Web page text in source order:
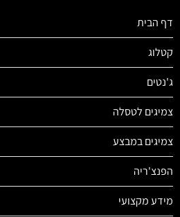
דף הבית
קטלוג
ג'נטים
צמיגים לטסלה
צמיגים במבצע
הפנצ'ריה
מידע מקצועי